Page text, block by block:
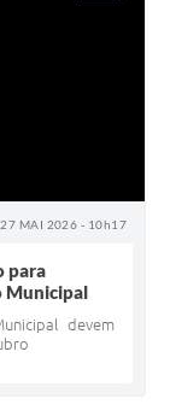
27 MAI 2026 - 10h17
para
Municipal
devem